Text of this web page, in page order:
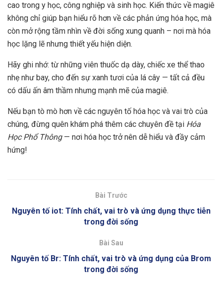
cao trong y học, công nghiệp và sinh học. Kiến thức về magiê
không chỉ giúp bạn hiểu rõ hơn về các phản ứng hóa học, mà
còn mở rộng tầm nhìn về đời sống xung quanh – nơi mà hóa
học lặng lẽ nhưng thiết yếu hiện diện.
Hãy ghi nhớ: từ những viên thuốc dạ dày, chiếc xe thể thao
nhẹ như bay, cho đến sự xanh tươi của lá cây — tất cả đều
có dấu ấn âm thầm nhưng mạnh mẽ của magiê.
Nếu bạn tò mò hơn về các nguyên tố hóa học và vai trò của
chúng, đừng quên khám phá thêm các chuyên đề tại Hóa
Học Phổ Thông— nơi hóa học trở nên dễ hiểu và đầy cảm
hứng!
Bài Trước
Nguyên tố iot: Tính chất, vai trò và ứng dụng thực tiễn
trong đời sống
Bài Sau
Nguyên tố Br: Tính chất, vai trò và ứng dụng của Brom
trong đời sống